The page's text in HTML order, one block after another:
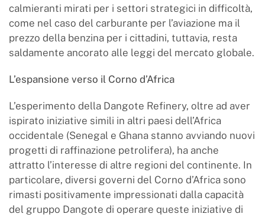
calmieranti mirati per i settori strategici in difficoltà,
come nel caso del carburante per l’aviazione ma il
prezzo della benzina per i cittadini, tuttavia, resta
saldamente ancorato alle leggi del mercato globale.
L’espansione verso il Corno d’Africa
L’esperimento della Dangote Refinery, oltre ad aver
ispirato iniziative simili in altri paesi dell’Africa
occidentale (Senegal e Ghana stanno avviando nuovi
progetti di raffinazione petrolifera), ha anche
attratto l’interesse di altre regioni del continente. In
particolare, diversi governi del Corno d’Africa sono
rimasti positivamente impressionati dalla capacità
del gruppo Dangote di operare queste iniziative di